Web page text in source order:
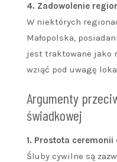
4. Zadowolenie
W niektórych
Małopolska,
jest traktowane jako
wziąć pod uwagę
Argumenty
świadkowej
1. Prostota ceremonii
Śluby cywilne są